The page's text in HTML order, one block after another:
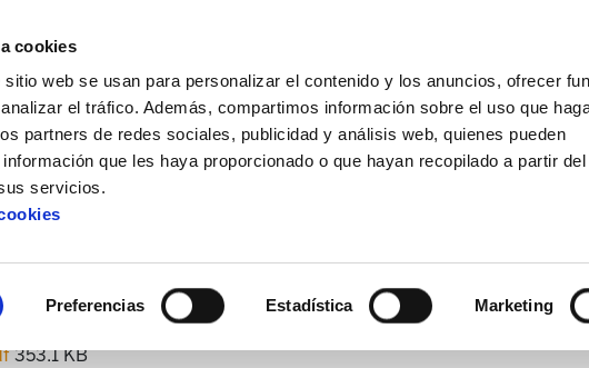
cookies
web se usan para personalizar el contenido y los anuncios, ofrecer
el tráfico. Además, compartimos información sobre el uso que
partners de redes sociales, publicidad y análisis web, quienes pueden
que les haya proporcionado o que hayan recopilado a partir
servicios.
Preferencias Estadística Marketing
353.1 KB